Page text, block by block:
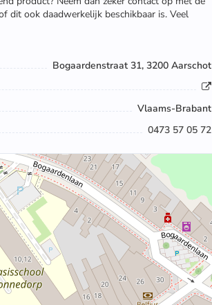
dit ook daadwerkelijk beschikbaar is. Veel
Bogaardenstraat 31, 3200 Aarschot
Vlaams-Brabant
0473 57 05 72